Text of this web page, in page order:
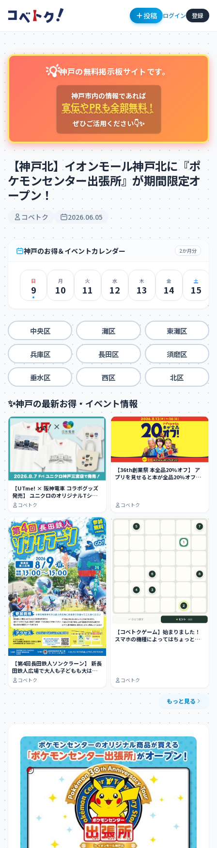
投稿 ログイン 登録
💡神戸の無料掲示板サイトです。
神戸市内の情報であれば
宣伝やPRも全部無料！
ぜひご活用ください👇✨
【神戸北】イオンモール神戸北に『ポ
ケモンセンター出張所』が期間限定オ
ープン！
コベトク 2026.06.05
神戸のお得＆イベントカレンダー 2か月分
日
9
月
10
火
11
水
12
木
13
金
14
土
15
中央区 灘区 東灘区
兵庫区 長田区 須磨区
垂水区 西区 北区
✨神戸の最新お得・イベント情報
【UTme! × 阪神電車 コラボグッズ
発売】 ユニクロのオリジナルTシャ
ツ作…
コベトク
【36th創業祭 本全品20%オフ】 ア
プリを見せると本が全品20%オフ
コベトク
【第4回長田鉄人ソンクラーン】 新長
田鉄人広場で大人も子どもも大はし
ゃぎできる…
コベトク
【コベトクゲーム】始まりました！
スマホの機種によってはちょっとや
コベトク
もっと見る
コメントを投稿するにはログインが必要です
ログイン
新規登録